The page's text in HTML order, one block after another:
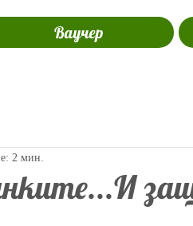
Ваучер
2 мин.